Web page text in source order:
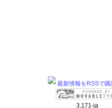
最新情報をRSSで購
3.171-ja